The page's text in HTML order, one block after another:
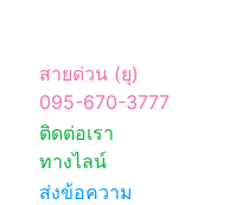
สายด่วน (ยุ)
095-670-3777
ติดต่อเรา
ทางไลน์
ส่งข้อความ